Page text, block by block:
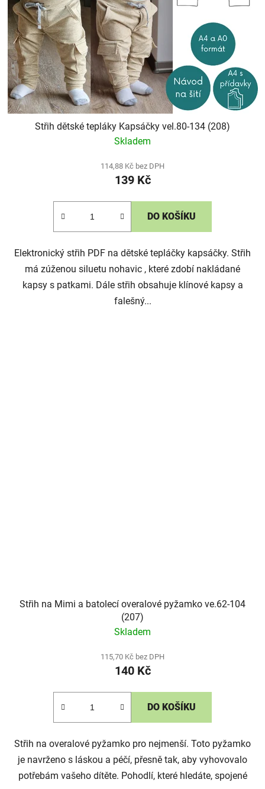
Střih dětské tepláky Kapsáčky vel.80-134 (208)
Skladem
114,88 Kč bez DPH
139 Kč
DO KOŠÍKU
Elektronický střih PDF na dětské tepláčky kapsáčky. Střih
má zúženou siluetu nohavic , které zdobí nakládané
kapsy s patkami. Dále střih obsahuje klínové kapsy a
falešný...
Střih na Mimi a batolecí overalové pyžamko ve.62-104
(207)
Skladem
115,70 Kč bez DPH
140 Kč
DO KOŠÍKU
Střih na overalové pyžamko pro nejmenší. Toto pyžamko
je navrženo s láskou a péčí, přesně tak, aby vyhovovalo
potřebám vašeho dítěte. Pohodlí, které hledáte, spojené